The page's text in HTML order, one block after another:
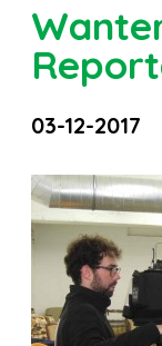
03-12-2017